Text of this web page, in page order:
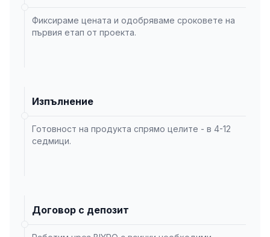
Фиксираме цената и одобряваме сроковете на
първия етап от проекта.
Изпълнение
Готовност на продукта спрямо целите - в 4-12
седмици.
Договор с депозит